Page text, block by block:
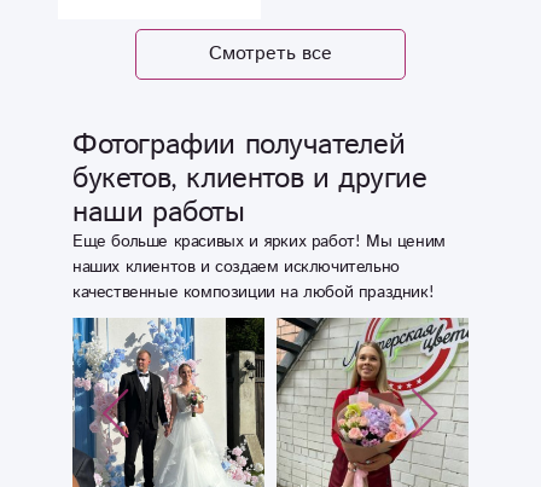
высшем уровне!
процветания
мастерской и
вашему бизнесу!
растроились в
этом плане(
получатель была
мама и осталась
какие яркие
цветы доставили
и какой
потрясающий
оформили букет)
обязательно буду
делать заказы
ещё ! Благодарю
за приятное
впечатление!
Смотреть все
Фотографии получателей
букетов, клиентов и другие
наши работы
Еще больше красивых и ярких работ! Мы ценим
наших клиентов и создаем исключительно
качественные композиции на любой праздник!